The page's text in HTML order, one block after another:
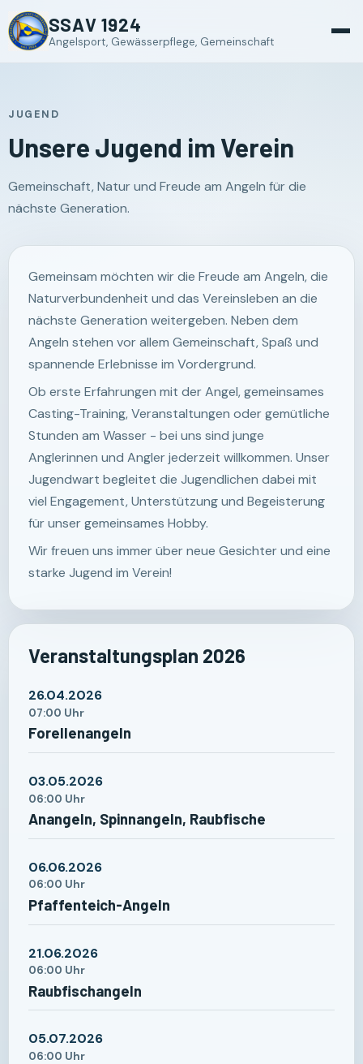
SSAV 1924
Angelsport, Gewässerpflege, Gemeinschaft
JUGEND
Unsere Jugend im Verein
Gemeinschaft, Natur und Freude am Angeln für die
nächste Generation.
Gemeinsam möchten wir die Freude am Angeln, die
Naturverbundenheit und das Vereinsleben an die
nächste Generation weitergeben. Neben dem
Angeln stehen vor allem Gemeinschaft, Spaß und
spannende Erlebnisse im Vordergrund.
Ob erste Erfahrungen mit der Angel, gemeinsames
Casting-Training, Veranstaltungen oder gemütliche
Stunden am Wasser - bei uns sind junge
Anglerinnen und Angler jederzeit willkommen. Unser
Jugendwart begleitet die Jugendlichen dabei mit
viel Engagement, Unterstützung und Begeisterung
für unser gemeinsames Hobby.
Wir freuen uns immer über neue Gesichter und eine
starke Jugend im Verein!
Veranstaltungsplan 2026
26.04.2026
07:00 Uhr
Forellenangeln
03.05.2026
06:00 Uhr
Anangeln, Spinnangeln, Raubfische
06.06.2026
06:00 Uhr
Pfaffenteich-Angeln
21.06.2026
06:00 Uhr
Raubfischangeln
05.07.2026
06:00 Uhr